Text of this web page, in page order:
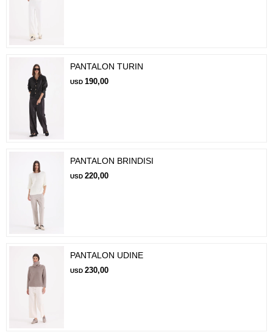
PANTALON TURIN
USD 190,00
PANTALON BRINDISI
USD 220,00
PANTALON UDINE
USD 230,00